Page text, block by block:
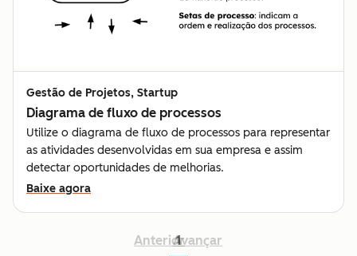
Gestão de Projetos, Startup
Diagrama de fluxo de processos
Utilize o diagrama de fluxo de processos para representar
as atividades desenvolvidas em sua empresa e assim
detectar oportunidades de melhorias.
Baixe agora
Anterior
1
Avançar